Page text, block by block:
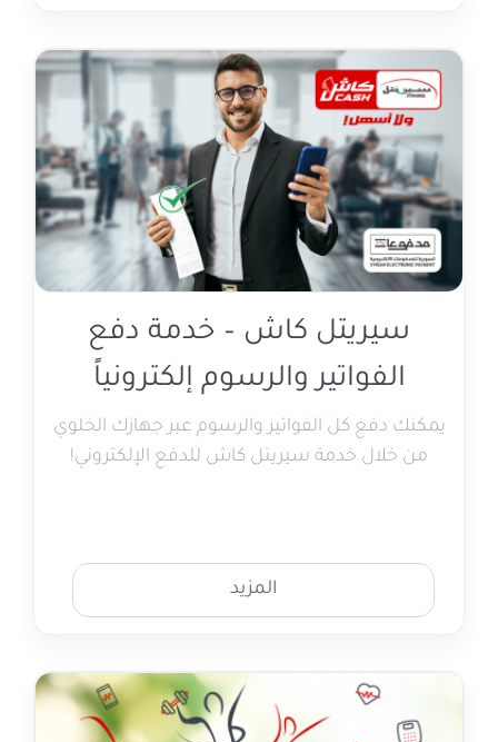
سيريتل كاش – خدمة دفع
الفواتير والرسوم إلكترونياً
يمكنك دفع كل الفواتير والرسوم عبر جهازك الخلوي
من خلال خدمة سيريتل كاش للدفع الإلكتروني!
المزيد